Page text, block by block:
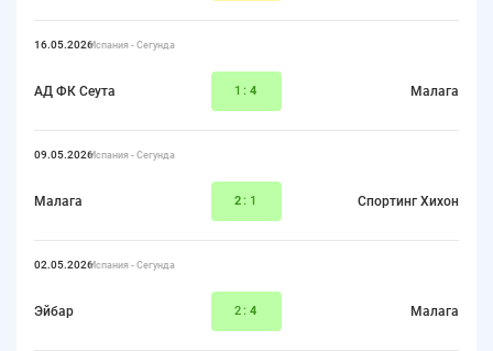
16.05.2026Испания - Сегунда
АД ФК Сеута 1: 4 Малага
09.05.2026Испания - Сегунда
Малага 2:1 Спортинг Хихон
02.05.2026Испания - Сегунда
Эйбар 2: 4 Малага